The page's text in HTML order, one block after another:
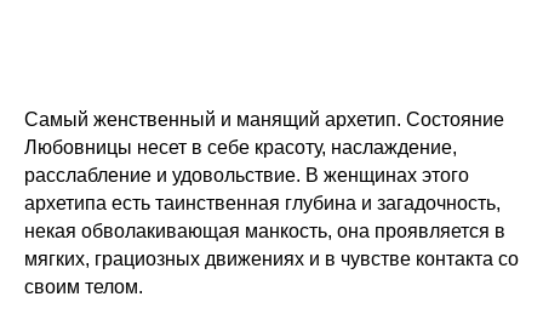
Самый женственный и манящий архетип. Состояние
Любовницы несет в себе красоту, наслаждение,
расслабление и удовольствие. В женщинах этого
архетипа есть таинственная глубина и загадочность,
некая обволакивающая манкость, она проявляется в
мягких, грациозных движениях и в чувстве контакта со
своим телом.